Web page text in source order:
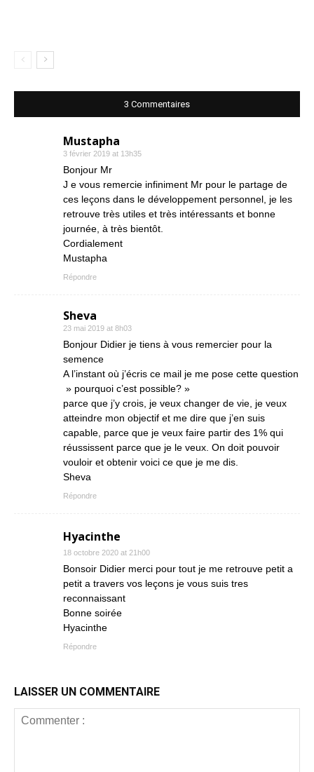
3 Commentaires
Mustapha
3 février 2019 at 13h35
Bonjour Mr
J e vous remercie infiniment Mr pour le partage de
ces leçons dans le développement personnel, je les
retrouve très utiles et très intéressants et bonne
journée, à très bientôt.
Cordialement
Mustapha
Répondre
Sheva
23 mai 2019 at 8h03
Bonjour Didier je tiens à vous remercier pour la
semence
A l’instant où j’écris ce mail je me pose cette question
» pourquoi c’est possible? »
parce que j’y crois, je veux changer de vie, je veux
atteindre mon objectif et me dire que j’en suis
capable, parce que je veux faire partir des 1% qui
réussissent parce que je le veux. On doit pouvoir
vouloir et obtenir voici ce que je me dis.
Sheva
Répondre
Hyacinthe
18 octobre 2020 at 21h00
Bonsoir Didier merci pour tout je me retrouve petit a
petit a travers vos leçons je vous suis tres
reconnaissant
Bonne soirée
Hyacinthe
Répondre
LAISSER UN COMMENTAIRE